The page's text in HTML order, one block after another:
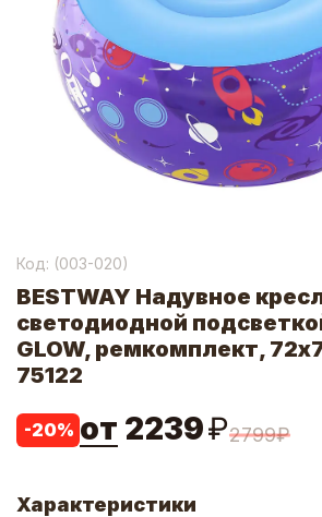
Код: (003-020)
BESTWAY Надувное
светодиодной
GLOW, ремкомплект,
75122
-20% от 2239₽2799₽
Характеристики